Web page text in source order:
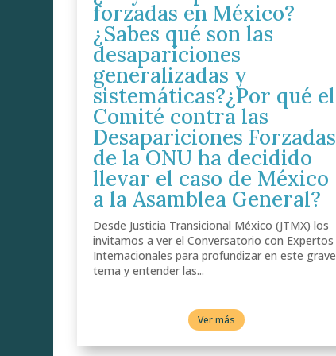
forzadas en México?
¿Sabes qué son las
desapariciones
generalizadas y
sistemáticas?¿Por qué el
Comité contra las
Desapariciones Forzadas
de la ONU ha decidido
llevar el caso de México
a la Asamblea General?
Desde Justicia Transicional México (JTMX) los
invitamos a ver el Conversatorio con Expertos
Internacionales para profundizar en este grave
tema y entender las...
Ver más